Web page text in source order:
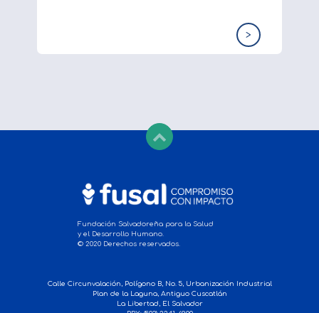
>
Fundación Salvadoreña para la Salud
y el Desarrollo Humano.
© 2020 Derechos reservados.
Calle Circunvalación, Polígono B, No. 5, Urbanización Industrial
Plan de la Laguna, Antiguo Cuscatlán
La Libertad, El Salvador